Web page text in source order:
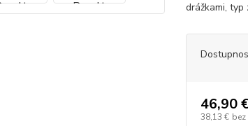
drážkami, typ
46,90
38,13 € bez